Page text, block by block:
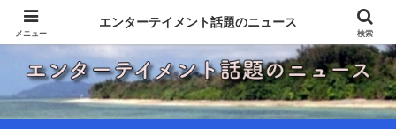
メニュー
エンターテイメント話題のニュース
検索